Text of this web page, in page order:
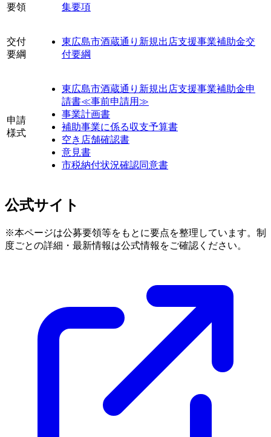
要領
集要項
交付
要綱
東広島市酒蔵通り新規出店支援事業補助金交
付要綱
申請
様式
東広島市酒蔵通り新規出店支援事業補助金申
請書≪事前申請用≫
事業計画書
補助事業に係る収支予算書
空き店舗確認書
意見書
市税納付状況確認同意書
公式サイト
※本ページは公募要領等をもとに要点を整理しています。制
度ごとの詳細・最新情報は公式情報をご確認ください。